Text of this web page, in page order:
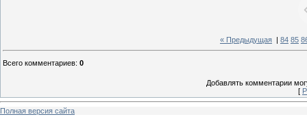
« Предыдущая 84 85
Всего комментариев: 0
Добавлять комментарии
[
Полная версия сайта